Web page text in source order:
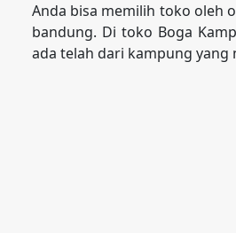
Anda bisa memilih toko oleh
bandung. Di toko Boga
ada telah dari kampung yang